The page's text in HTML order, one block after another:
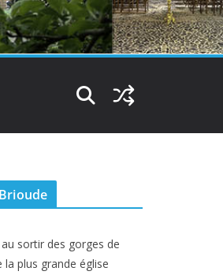
sortir des gorges de
plus grande église